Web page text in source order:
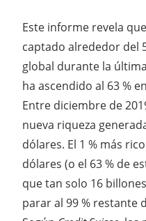
Este informe revela
captado alrededor del
global durante la
ha ascendido al 63 %
Entre diciembre de
nueva riqueza
dólares. El 1 % más
dólares (o el 63 % de
que tan solo 16
parar al 99 % restante